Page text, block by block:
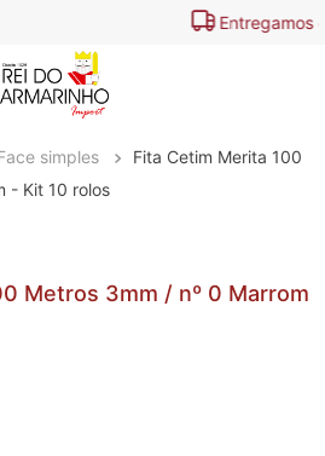
simples
Fita Cetim Merita 100
- Kit 10 rolos
Metros 3mm / nº 0 Marrom